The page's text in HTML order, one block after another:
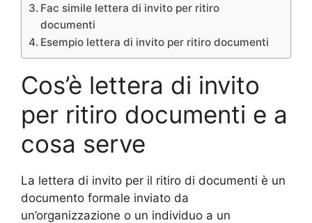
Fac simile lettera di invito per ritiro
documenti
Esempio lettera di invito per ritiro documenti
Cos’è lettera di invito
per ritiro documenti e a
cosa serve
La lettera di invito per il ritiro di documenti è un
documento formale inviato da
un’organizzazione o un individuo a un